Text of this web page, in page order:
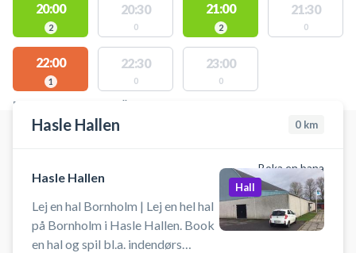
20:00
2
20:30
0
21:00
2
21:30
0
22:00
1
22:30
0
23:00
0
PLATSER MED TILLGÄNGLIGA AKTIVITETER
Hasle Hallen 0 km
Boka en bana
Hasle Hallen
Lej en hal Bornholm | Lej en hel hal
på Bornholm i Hasle Hallen. Book
en hal og spil bl.a. indendørs
Hall